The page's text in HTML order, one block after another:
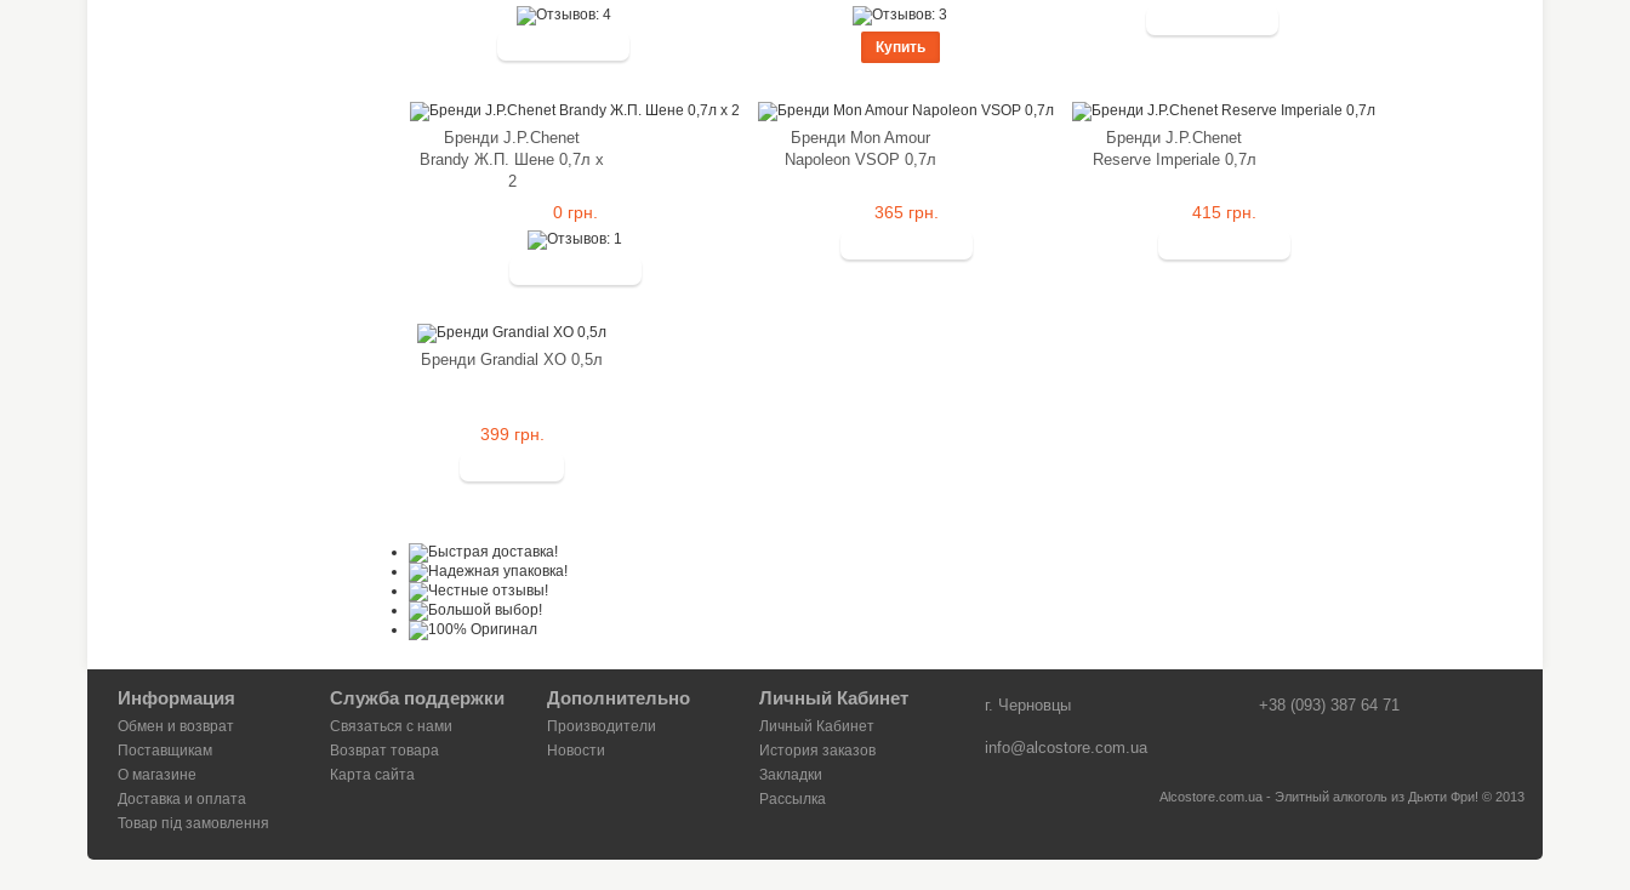
Купить
Бренди J.P.Chenet
Brandy Ж.П. Шене 0,7л x
2
0 грн.
Бренди Mon Amour
Napoleon VSOP 0,7л
365 грн.
Бренди J.P.Chenet
Reserve Imperiale 0,7л
415 грн.
Бренди Grandial XO 0,5л
399 грн.
Информация
Обмен и возврат
Поставщикам
О магазине
Доставка и оплата
Товар під замовлення
Служба поддержки
Связаться с нами
Возврат товара
Карта сайта
Дополнительно
Производители
Новости
Личный Кабинет
Личный Кабинет
История заказов
Закладки
Рассылка
г. Черновцы +38 (093) 387 64 71
info@alcostore.com.ua
Alcostore.com.ua - Элитный алкоголь из Дьюти Фри! © 2013